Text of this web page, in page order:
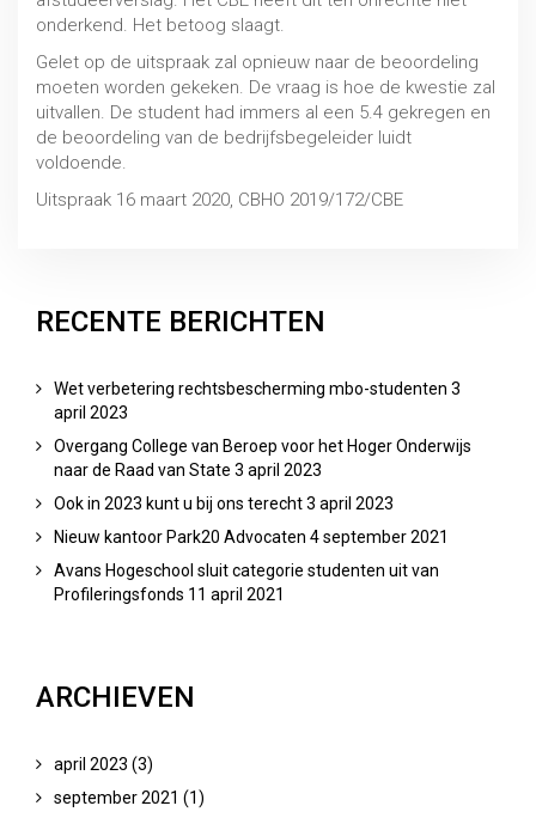
Doubleren en bevordering
Numerus fixus en Wet toelatingsrecht
onderkend. Het betoog slaagt.
Gelet op de uitspraak zal opnieuw naar de beoordeling
moeten worden gekeken. De vraag is hoe de kwestie zal
uitvallen. De student had immers al een 5.4 gekregen en
de beoordeling van de bedrijfsbegeleider luidt
voldoende.
Uitspraak 16 maart 2020, CBHO 2019/172/CBE
RECENTE BERICHTEN
Wet verbetering rechtsbescherming mbo-studenten 3
april 2023
Overgang College van Beroep voor het Hoger Onderwijs
naar de Raad van State 3 april 2023
Ook in 2023 kunt u bij ons terecht3 april 2023
Nieuw kantoor Park20 Advocaten 4 september 2021
Avans Hogeschool sluit categorie studenten uit van
Profileringsfonds 11 april 2021
ARCHIEVEN
april 2023 (3)
september 2021 (1)